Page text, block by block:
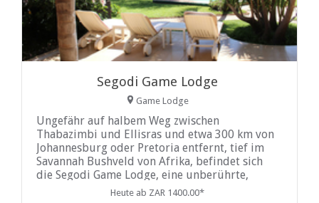
Segodi Game Lodge
Game Lodge
Ungefähr auf halbem Weg zwischen
Thabazimbi und Ellisras und etwa 300 km von
Johannesburg oder Pretoria entfernt, tief im
Savannah Bushveld von Afrika, befindet sich
die Segodi Game Lodge, eine unberührte,
komplett eingezäunte Wild-Lodge
Heute ab ZAR 1400.00*